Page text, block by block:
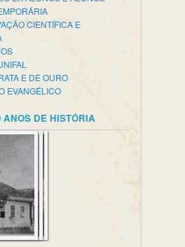
CIENTÍFICA E
E DE OURO
EVANGÉLICO
ANOS DE HISTÓRIA